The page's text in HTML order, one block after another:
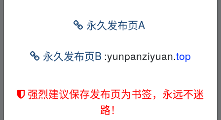
DJ 合集 夸克
frankxxx 23天前
【无损音乐】周杰伦音乐所有专辑和单曲2000-202
2专辑合集无损音乐【夸克】
夸克
【无损音乐】周杰伦JayHi-Res无损专辑合集【夸
夸克
永久发布页A
永久发布页B :yunpanziyuan.top
强烈建议保存发布页为书签，永远不迷
路！